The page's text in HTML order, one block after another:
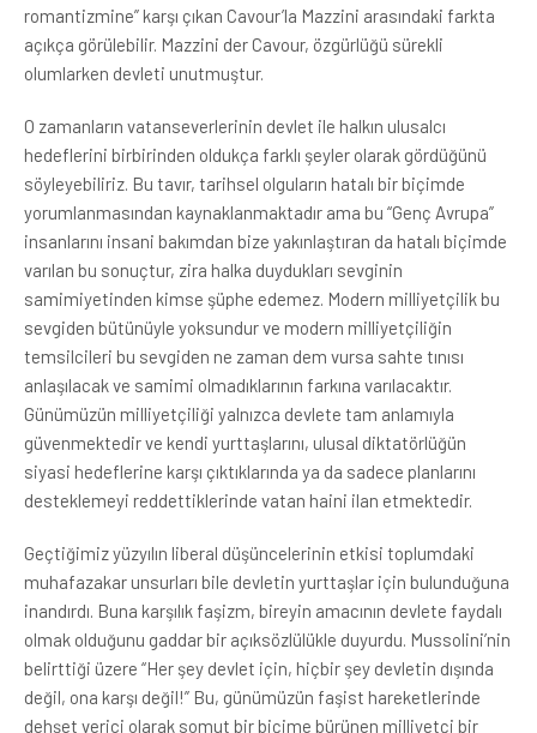
romantizmine” karşı çıkan Cavour’la Mazzini arasındaki farkta
açıkça görülebilir. Mazzini der Cavour, özgürlüğü sürekli
olumlarken devleti unutmuştur.
O zamanların vatanseverlerinin devlet ile halkın ulusalcı
hedeflerini birbirinden oldukça farklı şeyler olarak gördüğünü
söyleyebiliriz. Bu tavır, tarihsel olguların hatalı bir biçimde
yorumlanmasından kaynaklanmaktadır ama bu “Genç Avrupa”
insanlarını insani bakımdan bize yakınlaştıran da hatalı biçimde
varılan bu sonuçtur, zira halka duydukları sevginin
samimiyetinden kimse şüphe edemez. Modern milliyetçilik bu
sevgiden bütünüyle yoksundur ve modern milliyetçiliğin
temsilcileri bu sevgiden ne zaman dem vursa sahte tınısı
anlaşılacak ve samimi olmadıklarının farkına varılacaktır.
Günümüzün milliyetçiliği yalnızca devlete tam anlamıyla
güvenmektedir ve kendi yurttaşlarını, ulusal diktatörlüğün
siyasi hedeflerine karşı çıktıklarında ya da sadece planlarını
desteklemeyi reddettiklerinde vatan haini ilan etmektedir.
Geçtiğimiz yüzyılın liberal düşüncelerinin etkisi toplumdaki
muhafazakar unsurları bile devletin yurttaşlar için bulunduğuna
inandırdı. Buna karşılık faşizm, bireyin amacının devlete faydalı
olmak olduğunu gaddar bir açıksözlülükle duyurdu. Mussolini’nin
belirttiği üzere “Her şey devlet için, hiçbir şey devletin dışında
değil, ona karşı değil!” Bu, günümüzün faşist hareketlerinde
dehşet verici olarak somut bir biçime bürünen milliyetçi bir